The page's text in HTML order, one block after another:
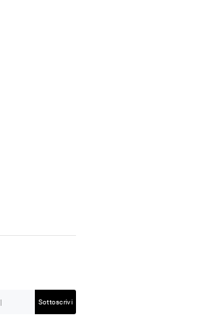
Sottoscrivi